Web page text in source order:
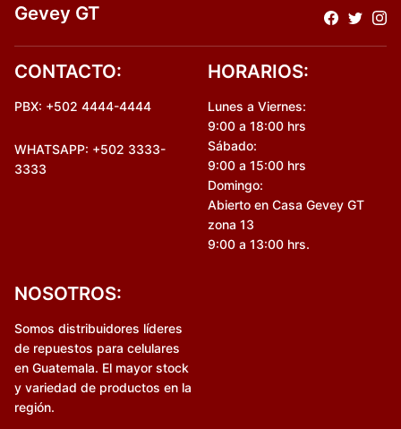
Gevey GT
CONTACTO:
PBX: +502 4444-4444
WHATSAPP: +502 3333-
3333
HORARIOS:
Lunes a Viernes:
9:00 a 18:00 hrs
Sábado:
9:00 a 15:00 hrs
Domingo:
Abierto en Casa Gevey GT
zona 13
9:00 a 13:00 hrs.
NOSOTROS:
Somos distribuidores líderes
de repuestos para celulares
en Guatemala. El mayor stock
y variedad de productos en la
región.